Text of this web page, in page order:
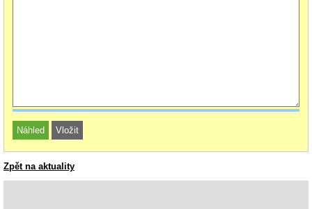
Zpět na aktuality